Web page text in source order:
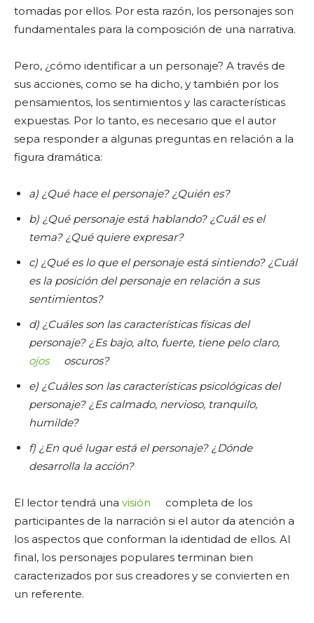
tomadas por ellos. Por esta razón, los personajes son
fundamentales para la composición de una narrativa.
Pero, ¿cómo identificar a un personaje? A través de
sus acciones, como se ha dicho, y también por los
pensamientos, los sentimientos y las características
expuestas. Por lo tanto, es necesario que el autor
sepa responder a algunas preguntas en relación a la
figura dramática:
a) ¿Qué hace el personaje? ¿Quién es?
b) ¿Qué personaje está hablando? ¿Cuál es el
tema? ¿Qué quiere expresar?
c) ¿Qué es lo que el personaje está sintiendo? ¿Cuál
es la posición del personaje en relación a sus
sentimientos?
d) ¿Cuáles son las características físicas del
personaje? ¿Es bajo, alto, fuerte, tiene pelo claro,
ojos
oscuros?
e) ¿Cuáles son las características psicológicas del
personaje? ¿Es calmado, nervioso, tranquilo,
humilde?
f) ¿En qué lugar está el personaje? ¿Dónde
desarrolla la acción?
El lector tendrá una visión
completa de los
participantes de la narración si el autor da atención a
los aspectos que conforman la identidad de ellos. Al
final, los personajes populares terminan bien
caracterizados por sus creadores y se convierten en
un referente.